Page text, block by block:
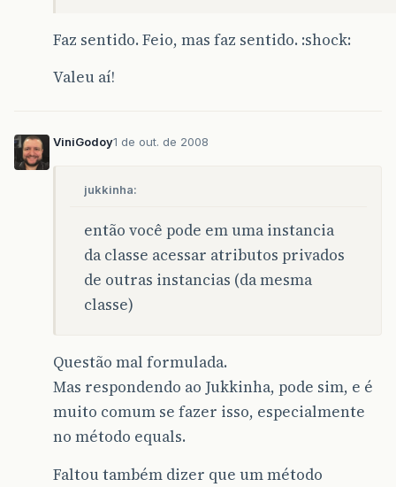
Faz sentido. Feio, mas faz sentido. :shock:
Valeu aí!
ViniGodoy1 de out. de 2008
jukkinha:
então você pode em uma instancia
da classe acessar atributos privados
de outras instancias (da mesma
classe)
Questão mal formulada.
Mas respondendo ao Jukkinha, pode sim, e é
muito comum se fazer isso, especialmente
no método equals.
Faltou também dizer que um método